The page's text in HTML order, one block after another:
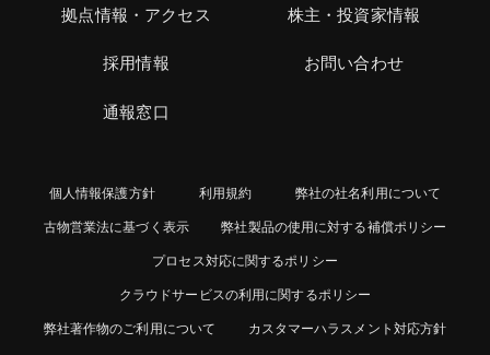
拠点情報・アクセス 株主・投資家情報
採用情報 お問い合わせ
通報窓口
個人情報保護方針 利用規約
弊社の社名利用について
古物営業法に基づく表示
弊社製品の使用に対する補償ポリシー
プロセス対応に関するポリシー
クラウドサービスの利用に関するポリシー
弊社著作物のご利用について
カスタマーハラスメント対応方針